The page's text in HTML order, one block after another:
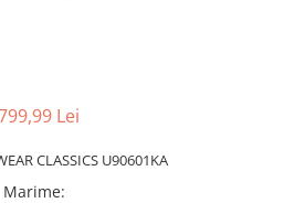
Lei
CLASSICS U90601KA
Marime: